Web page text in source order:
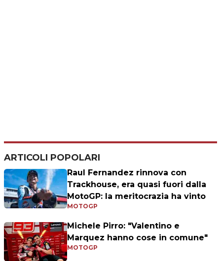
ARTICOLI POPOLARI
Raul Fernandez rinnova con
Trackhouse, era quasi fuori dalla
MotoGP: la meritocrazia ha vinto
MOTOGP
Michele Pirro: "Valentino e
Marquez hanno cose in comune"
MOTOGP